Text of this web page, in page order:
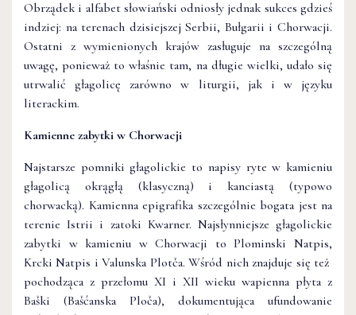
Obrządek i alfabet słowiański odniosły jednak sukces gdzieś
indziej: na terenach dzisiejszej Serbii, Bułgarii i Chorwacji.
Ostatni z wymienionych krajów zasługuje na szczególną
uwagę, ponieważ to właśnie tam, na długie wielki, udało się
utrwalić głagolicę zarówno w liturgii, jak i w języku
literackim.
Kamienne zabytki w Chorwacji
Najstarsze pomniki głagolickie to napisy ryte w kamieniu
głagolicą okrągłą (klasyczną) i kanciastą (typowo
chorwacką). Kamienna epigrafika szczególnie bogata jest na
terenie Istrii i zatoki Kwarner. Najsłynniejsze głagolickie
zabytki w kamieniu w Chorwacji to Plominski Natpis,
Krcki Natpis i Valunska Plotča. Wśród nich znajduje się też
pochodząca z przełomu XI i XII wieku wapienna płyta z
Baški (Bašćanska Ploča), dokumentująca ufundowanie